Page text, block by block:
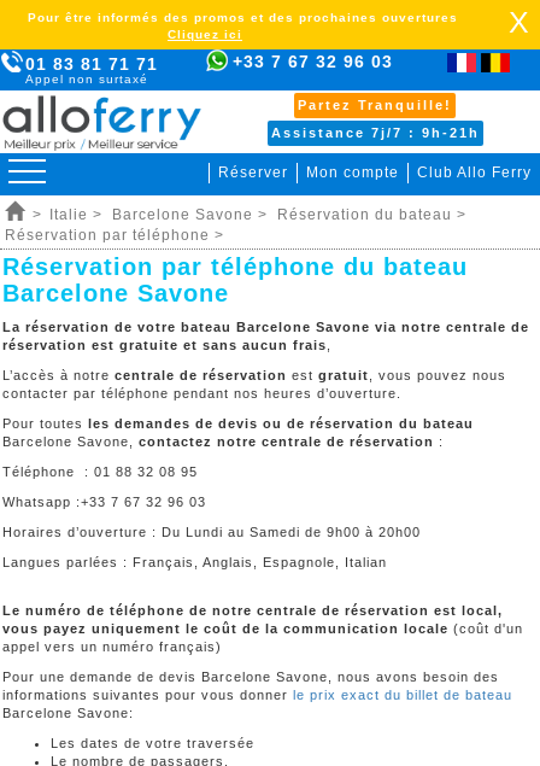
01 83 81 71 71
Appel non surtaxé
+33 7 67 32 96 03
Partez Tranquille!
Assistance 7j/7 : 9h-21h
Réserver Mon compte Club Allo Ferry
Pour être informés des promos et des prochaines ouvertures
Cliquez ici
X
> Italie > Barcelone Savone >
Réservation du bateau >
Réservation par téléphone >
Réservation par téléphone du bateau
Barcelone Savone
La réservation de votre bateau Barcelone Savone via notre centrale de
réservation est gratuite et sans aucun frais
L’accès à notre centrale de réservation est gratuit , vous pouvez nous
contacter par téléphone pendant nos heures d’ouverture.
Pour toutes les demandes de devis ou de réservation du bateau
Barcelone Savone, contactez notre centrale de réservation :
Téléphone : 01 88 32 08 95
Whatsapp :+33 7 67 32 96 03
Horaires d’ouverture : Du Lundi au Samedi de 9h00 à 20h00
Langues parlées : Français, Anglais, Espagnole, Italian
Le numéro de téléphone de notre centrale de réservation est local,
vous payez uniquement le coût de la communication locale (coût d'un
appel vers un numéro français)
Pour une demande de devis Barcelone Savone, nous avons besoin des
informations suivantes pour vous donner le prix exact du billet de bateau
Barcelone Savone:
Les dates de votre traversée
Le nombre de passagers,